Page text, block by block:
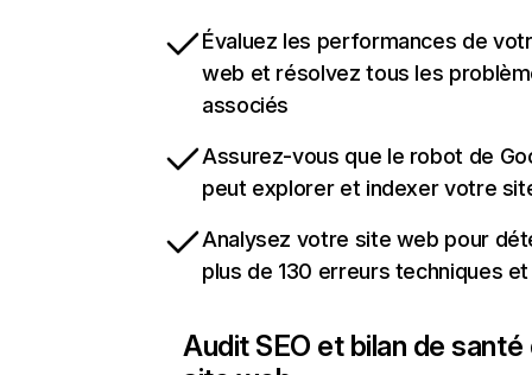
Évaluez les performances de
web et résolvez tous les
associés
Assurez-vous que le robot de
peut explorer et indexer votre
Analysez votre site web pour
plus de 130 erreurs techniques et
Audit SEO et bilan de santé